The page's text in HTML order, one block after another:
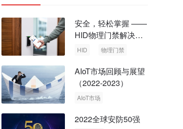
安全，轻松掌握 ——
HID物理门禁解决方
案，启动智慧安全新
HID 物理门禁
AIoT市场回顾与展望
（2022-2023）
AIoT市场
2022全球安防50强